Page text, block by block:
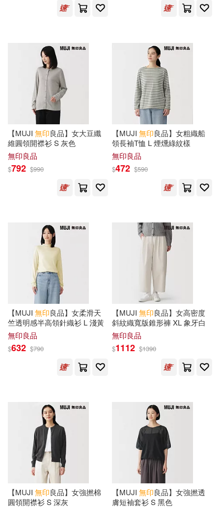
史蒂夫．卡瓦納(1)
夏希 のたね(1)
奧托‧英格利希(1) 姜寧(1)
姜建強(1) 宋 施護等譯(1)
宋尚緯(1)
著(1)
小魚(1)
尤無曲(1)
島崎 無印(1)
張慰慈(1) 張譽馨(1)
徐彤等（主編）(1)
日本主婦之友社(1)
日本日經設計(1)
李 浪(1) 李欣頻(1)
北京科學技術出版社(1)
北京美術攝影出版社(1)
原點(1) 台南市政府文化局(1)
台灣廣廈(1) 台灣東販(1)
商周出版(1) 啟明出版(1)
喜瑪拉雅(1)
城邦原創(1)
大塊文化(1)
大溏(1)
大牌出版(1) 天地出版社(1)
天津人民美術出版社(1)
寶瓶文化(1)
小知堂(1) 山東人民出版社(1)
平安文化(1)
新潮社(1) 新經典文化(1)
【MUJI 無印良品】女大豆纖
維圓領開襟衫 S 灰色
無印良品
$792 $990
【MUJI 無印良品】女粗織船
領長袖T恤 L 煙燻綠紋樣
無印良品
$472 $590
【MUJI 無印良品】女柔滑天
竺透明感半高領針織衫 L 淺黃
無印良品
$632 $790
【MUJI 無印良品】女高密度
斜紋織寬版錐形褲 XL 象牙白
無印良品
$1112 $1390
【MUJI 無印良品】女強撚棉
圓領開襟衫 S 深灰
【MUJI 無印良品】女強撚透
膚短袖套衫 S 黑色